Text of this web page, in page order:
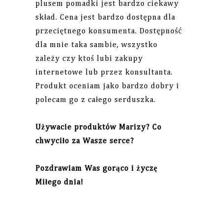
plusem pomadki jest bardzo ciekawy
skład. Cena jest bardzo dostępna dla
przeciętnego konsumenta. Dostępność
dla mnie taka sambie, wszystko
zależy czy ktoś lubi zakupy
internetowe lub przez konsultanta.
Produkt oceniam jako bardzo dobry i
polecam go z całego serduszka.
Używacie produktów Marizy? Co
chwyciło za Wasze serce?
Pozdrawiam Was gorąco i życzę
Miłego dnia!